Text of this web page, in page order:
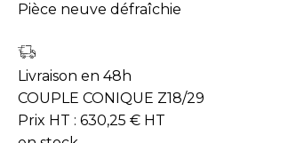
Pièce neuve défraîchie
Livraison en 48h
COUPLE CONIQUE Z18/29
Prix HT : 630,25 € HT